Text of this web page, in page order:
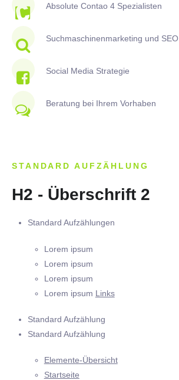
Absolute Contao 4 Spezialisten
Suchmaschinenmarketing und SEO
Social Media Strategie
Beratung bei Ihrem Vorhaben
STANDARD AUFZÄHLUNG
H2 - Überschrift 2
Standard Aufzählungen
Lorem ipsum
Lorem ipsum
Lorem ipsum
Lorem ipsum Links
Standard Aufzählung
Standard Aufzählung
Elemente-Übersicht
Startseite